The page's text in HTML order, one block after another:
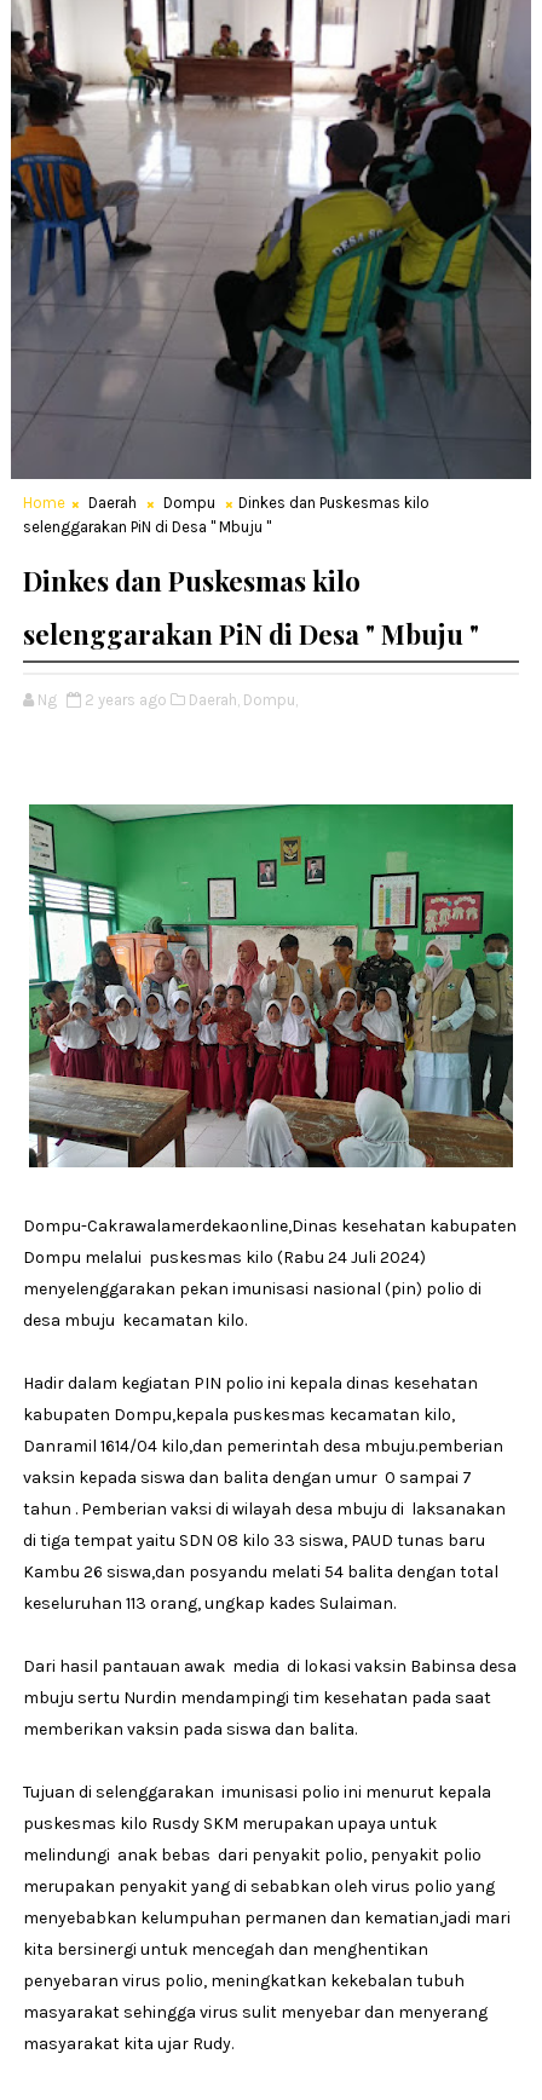
Home Daerah Dompu
Dinkes dan Puskesmas kilo
selenggarakan PiN di Desa " Mbuju "
Dinkes dan Puskesmas kilo
selenggarakan PiN di Desa " Mbuju "
Ng 2 years ago Daerah, Dompu,
Dompu-Cakrawalamerdekaonline,Dinas kesehatan kabupaten
Dompu melalui puskesmas kilo (Rabu 24 Juli 2024)
menyelenggarakan pekan imunisasi nasional (pin) polio di
desa mbuju kecamatan kilo.
Hadir dalam kegiatan PIN polio ini kepala dinas kesehatan
kabupaten Dompu,kepala puskesmas kecamatan kilo,
Danramil 1614/04 kilo,dan pemerintah desa mbuju.pemberian
vaksin kepada siswa dan balita dengan umur 0 sampai 7
tahun . Pemberian vaksi di wilayah desa mbuju di laksanakan
di tiga tempat yaitu SDN 08 kilo 33 siswa, PAUD tunas baru
Kambu 26 siswa,dan posyandu melati 54 balita dengan total
keseluruhan 113 orang, ungkap kades Sulaiman.
Dari hasil pantauan awak media di lokasi vaksin Babinsa desa
mbuju sertu Nurdin mendampingi tim kesehatan pada saat
memberikan vaksin pada siswa dan balita.
Tujuan di selenggarakan imunisasi polio ini menurut kepala
puskesmas kilo Rusdy SKM merupakan upaya untuk
melindungi anak bebas dari penyakit polio, penyakit polio
merupakan penyakit yang di sebabkan oleh virus polio yang
menyebabkan kelumpuhan permanen dan kematian,jadi mari
kita bersinergi untuk mencegah dan menghentikan
penyebaran virus polio, meningkatkan kekebalan tubuh
masyarakat sehingga virus sulit menyebar dan menyerang
masyarakat kita ujar Rudy.